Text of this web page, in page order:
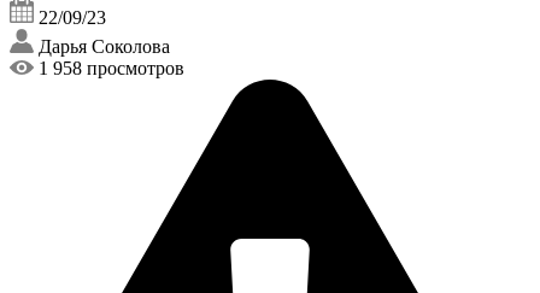
22/09/23
Дарья Соколова
1 958 просмотров